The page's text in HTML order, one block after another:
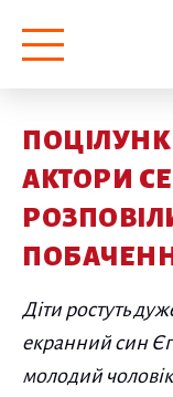
АКТОРИ
Діти ростуть
екранний син
молодий